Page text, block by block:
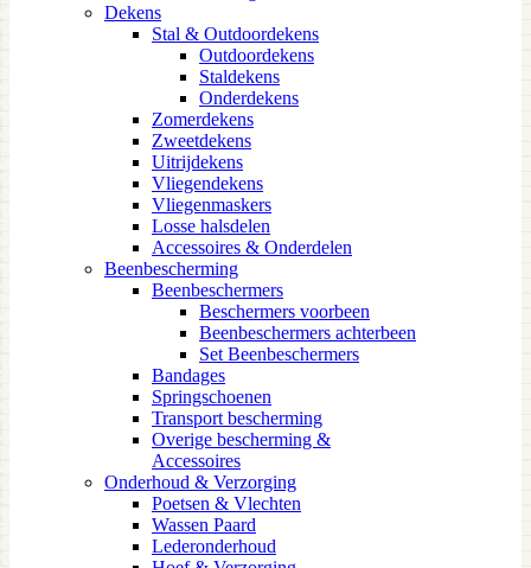
Dekens
Stal & Outdoordekens
Outdoordekens
Staldekens
Onderdekens
Zomerdekens
Zweetdekens
Uitrijdekens
Vliegendekens
Vliegenmaskers
Losse halsdelen
Accessoires & Onderdelen
Beenbescherming
Beenbeschermers
Beschermers voorbeen
Beenbeschermers achterbeen
Set Beenbeschermers
Bandages
Springschoenen
Transport bescherming
Overige bescherming &
Accessoires
Onderhoud & Verzorging
Poetsen & Vlechten
Wassen Paard
Lederonderhoud